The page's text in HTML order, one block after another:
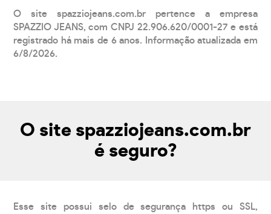
O site spazziojeans.com.br pertence a empresa
SPAZZIO JEANS, com CNPJ 22.906.620/0001-27 e está
registrado há mais de 6 anos. Informação atualizada em
6/8/2026.
O site spazziojeans.com.br
é seguro?
Esse site possui selo de segurança https ou SSL,